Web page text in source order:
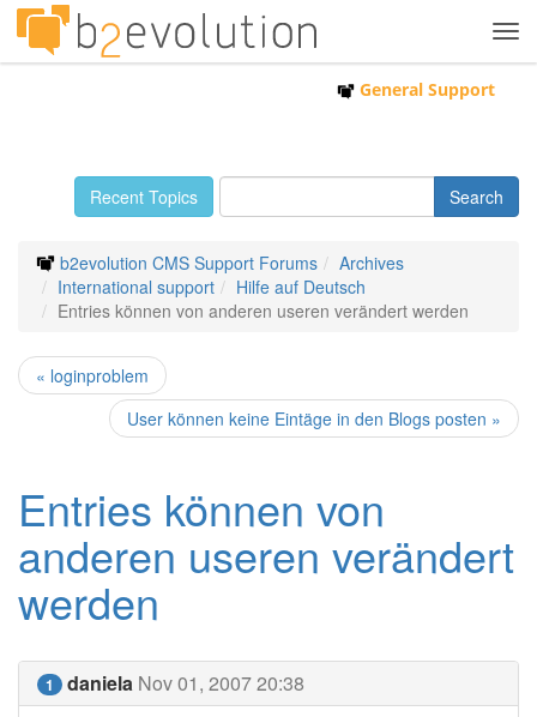
General Support
Recent Topics
b2evolution CMS Support Forums
Archives
International support
Hilfe auf Deutsch
Entries können von anderen useren verändert werden
« loginproblem
User können keine Eintäge in den Blogs posten »
Entries können von
anderen useren verändert
werden
1 daniela Nov 01, 2007 20:38